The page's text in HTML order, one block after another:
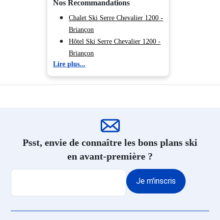
Location Praloup
Location Montgenèvre
Location Puy Saint Vincent
Nos Recommandations
Chalet Ski Serre Chevalier 1200 -
Briançon
Hôtel Ski Serre Chevalier 1200 -
Briançon
Résidence Ski Serre Chevalier
1200 - Briançon
Lire plus...
Psst, envie de connaître les bons plans ski
en avant-première ?
Je m'inscris